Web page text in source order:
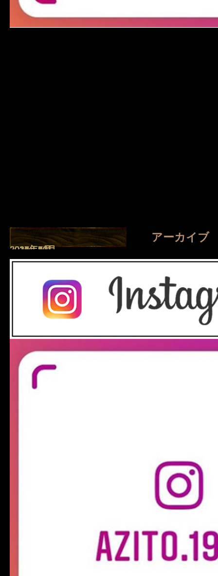
アーカイブ
2026年8月
2026年7月
2026年4月
2026年1月
2025年8月
2025年7月
2025年5月
2025年2月
2025年1月
2024年9月
2024年7月
2023年11月
2023年10月
2023年2月
2022年11月
2022年2月
2021年10月
2021年9月
2021年7月
2021年6月
2021年5月
2021年4月
2021年2月
2021年1月
2020年5月
2020年4月
2019年3月
2018年10月
2018年9月
2017年11月
2017年10月
2017年8月
2017年6月
2017年5月
2017年4月
2017年3月
2017年2月
2016年12月
2016年11月
2016年10月
2016年8月
2016年7月
2016年6月
2016年5月
2016年4月
2016年3月
2016年2月
2016年1月
2015年12月
2015年11月
2015年10月
2015年9月
2015年8月
2015年7月
2015年6月
2015年5月
2015年4月
2015年2月
2014年11月
2014年10月
2014年9月
2014年8月
2014年7月
2014年6月
2014年5月
2014年4月
2014年3月
2014年2月
2014年1月